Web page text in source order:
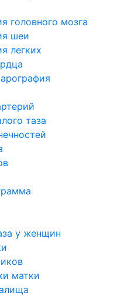
головного мозга
шеи
легких
таза
у женщин
матки